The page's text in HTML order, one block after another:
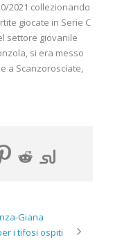
2021 collezionando
giocate in Serie C
settore giovanile
si era messo
a Scanzorosciate,
Giana
i tifosi ospiti